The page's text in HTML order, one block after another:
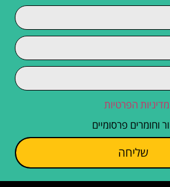
מדיניות הפרטיות
וחומרים פרסומיים
שליחה